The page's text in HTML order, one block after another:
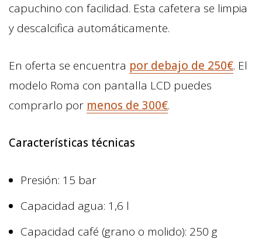
capuchino con facilidad. Esta cafetera se limpia
y descalcifica automáticamente.
En oferta se encuentra por debajo de 250€. El
modelo Roma con pantalla LCD puedes
comprarlo por menos de 300€.
Características técnicas
Presión: 15 bar
Capacidad agua: 1,6 l
Capacidad café (grano o molido): 250 g